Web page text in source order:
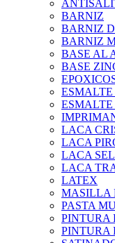
BARNIZ
BARNIZ
BARNIZ
BASE AL
BASE
LACA
LACA
LACA
LACA
LATEX
MASILLA
PASTA
PINTURA
PINTURA